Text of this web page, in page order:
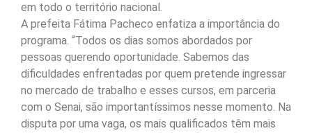
em todo o território nacional.
A prefeita Fátima Pacheco enfatiza a importância do
programa. “Todos os dias somos abordados por
pessoas querendo oportunidade. Sabemos das
dificuldades enfrentadas por quem pretende ingressar
no mercado de trabalho e esses cursos, em parceria
com o Senai, são importantíssimos nesse momento. Na
disputa por uma vaga, os mais qualificados têm mais